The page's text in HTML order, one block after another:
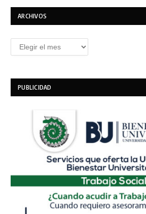
ARCHIVOS
Archivos
PUBLICIDAD